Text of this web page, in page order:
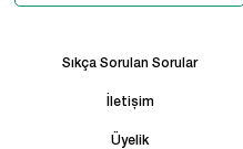
Sıkça Sorulan Sorular
İletişim
Üyelik